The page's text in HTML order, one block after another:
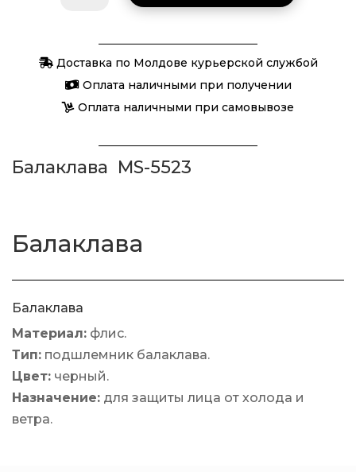
Доставка по Молдове курьерской службой
Оплата наличными при получении
Оплата наличными при самовывозе
Балаклава MS-5523
Балаклава
Балаклава
Материал: флис.
Тип: подшлемник балаклава.
Цвет: черный.
Назначение: для защиты лица от холода и
ветра.